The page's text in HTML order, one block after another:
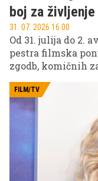
boj za življenje
31. 07. 2026 16.00
Od 31. julija do 2.
pestra filmska
zgodb, komičnih
filmov za vso
FILM/TV